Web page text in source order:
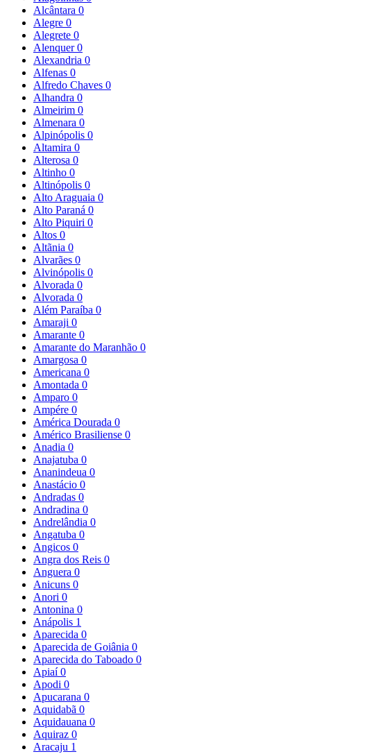
Alcântara 0
Alegre 0
Alegrete 0
Alenquer0
Alexandria 0
Alfenas 0
Alfredo Chaves 0
Alhandra 0
Almeirim 0
Almenara 0
Alpinópolis 0
Altamira 0
Alterosa 0
Altinho 0
Altinópolis 0
Alto Araguaia 0
Alto Paraná 0
Alto Piquiri 0
Altos 0
Altãnia 0
Alvarães 0
Alvinópolis 0
Alvorada 0
Alvorada 0
Além Paraíba 0
Amaraji 0
Amarante 0
Amarante do Maranhão 0
Amargosa 0
Americana 0
Amontada 0
Amparo 0
Ampére 0
América Dourada 0
Américo Brasiliense 0
Anadia 0
Anajatuba 0
Ananindeua 0
Anastácio 0
Andradas 0
Andradina 0
Andrelândia 0
Angatuba 0
Angicos 0
Angra dos Reis 0
Anguera 0
Anicuns 0
Anori 0
Antonina 0
Anápolis 1
Aparecida 0
Aparecida de Goiânia 0
Aparecida do Taboado 0
Apiaí0
Apodi 0
Apucarana 0
Aquidabã 0
Aquidauana 0
Aquiraz 0
Aracaju 1